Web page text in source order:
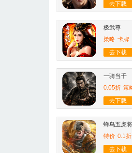
去下载
极武尊
策略 卡牌
去下载
一骑当千
0.05折 策
去下载
蜂鸟五虎将
特价 0.1折
去下载